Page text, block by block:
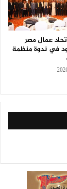
عمال مصر
في ندوة منظمة